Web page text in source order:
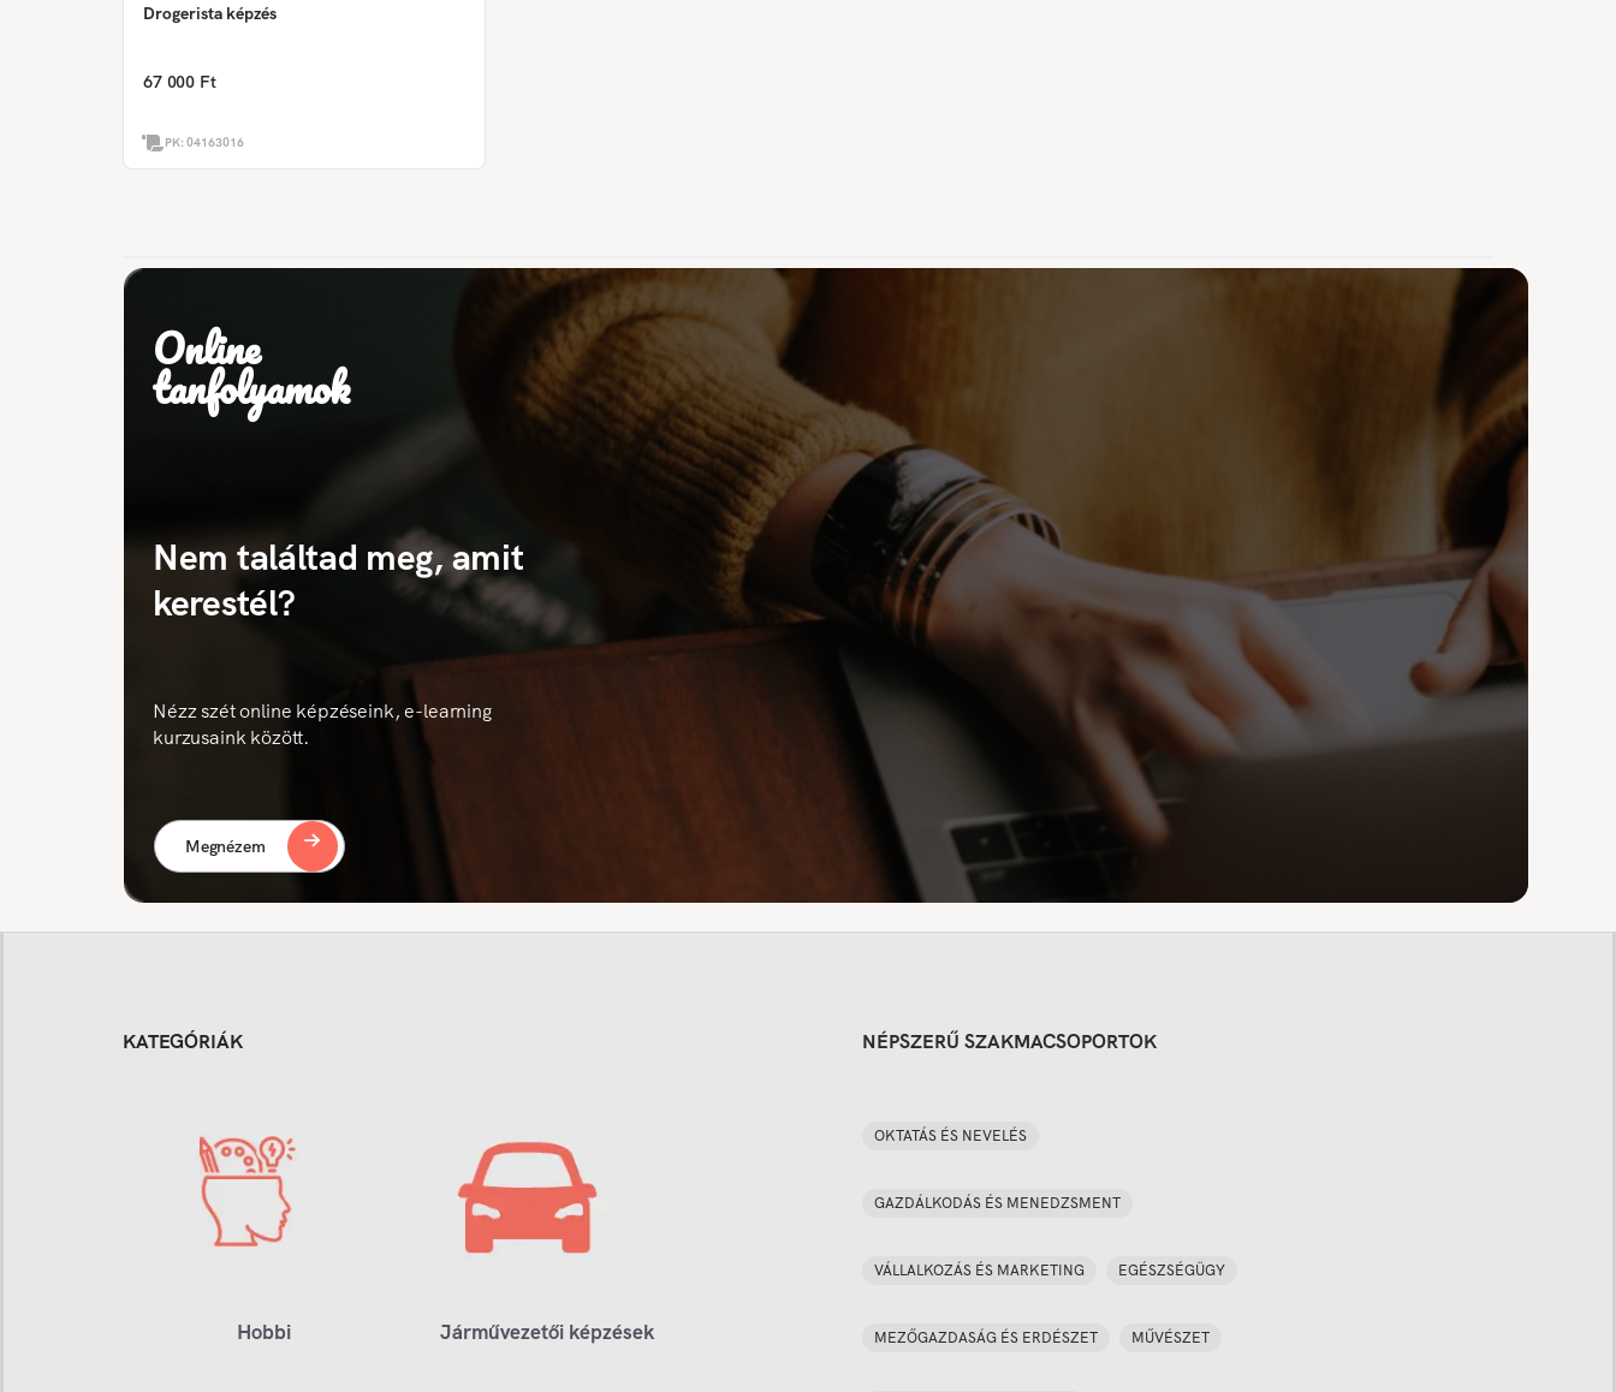
Drogerista képzés
67 000 Ft
PK:04163016
Online
tanfolyamok
Nem találtad meg, amit
kerestél?
Nézz szét online képzéseink, e-learning
kurzusaink között.
Megnézem
KATEGÓRIÁK
Hobbi Járművezetői képzések
NÉPSZERŰ SZAKMACSOPORTOK
OKTATÁS ÉS NEVELÉS
GAZDÁLKODÁS ÉS MENEDZSMENT
VÁLLALKOZÁS ÉS MARKETING EGÉSZSÉGÜGY
MEZŐGAZDASÁG ÉS ERDÉSZET MŰVÉSZET